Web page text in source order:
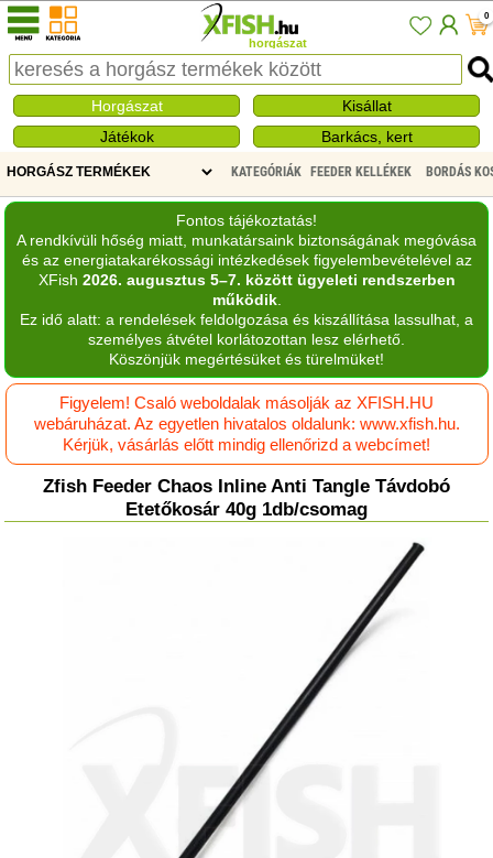
horgászat
0
Horgászat
Kisállat
Játékok
Barkács, kert
KATEGÓRIÁK FEEDER KELLÉKEK BORDÁS
Fontos tájékoztatás!
A rendkívüli hőség miatt, munkatársaink biztonságának megóvása
és az energiatakarékossági intézkedések figyelembevételével az
XFish 2026. augusztus 5–7. között ügyeleti rendszerben
működik.
Ez idő alatt: a rendelések feldolgozása és kiszállítása lassulhat, a
személyes átvétel korlátozottan lesz elérhető.
Köszönjük megértésüket és türelmüket!
Figyelem! Csaló weboldalak másolják az XFISH.HU
webáruházat. Az egyetlen hivatalos oldalunk: www.xfish.hu.
Kérjük, vásárlás előtt mindig ellenőrizd a webcímet!
Zfish Feeder Chaos Inline Anti Tangle Távdobó
Etetőkosár 40g 1db/csomag